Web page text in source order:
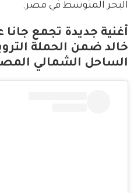
البحر المتوسط في مصر.
أغنية جديدة تجمع
الساحل الشمالي